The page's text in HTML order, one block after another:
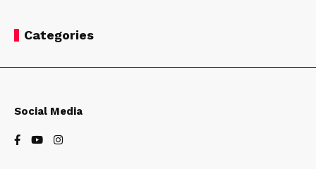
Categories
Social Media